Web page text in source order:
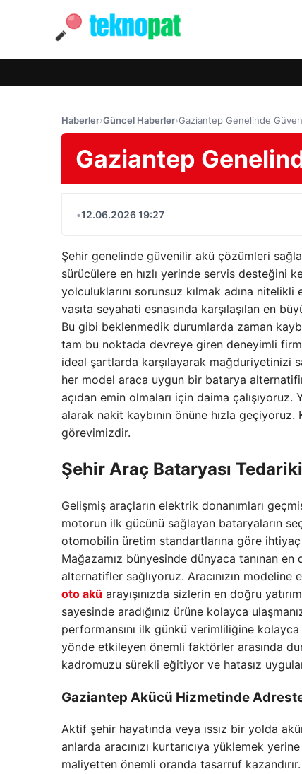
Haberler›Güncel Haberler›Gaziantep Genelinde
Gaziantep
•12.06.2026 19:27
Şehir genelinde güvenilir akü çözümleri
sürücülere en hızlı yerinde servis desteğini
yolculuklarını sorunsuz kılmak adına
vasıta seyahati esnasında karşılaşılan en
Bu gibi beklenmedik durumlarda zaman
tam bu noktada devreye giren deneyimli
ideal şartlarda karşılayarak mağduriyetinizi
her model araca uygun bir batarya
açıdan emin olmaları için daima
alarak nakit kaybının önüne hızla geçiyoruz.
görevimizdir.
Şehir Araç Bataryası
Gelişmiş araçların elektrik donanımları
motorun ilk gücünü sağlayan bataryaların
otomobilin üretim standartlarına göre
Mağazamız bünyesinde dünyaca tanınan
alternatifler sağlıyoruz. Aracınızın
oto akü arayışınızda sizlerin en doğru
sayesinde aradığınız ürüne kolayca
performansını ilk günkü verimliliğine
yönde etkileyen önemli faktörler arasında
kadromuzu sürekli eğitiyor ve hatasız
Gaziantep Akücü Hizmetinde
Aktif şehir hayatında veya ıssız bir yolda
anlarda aracınızı kurtarıcıya yüklemek
maliyetten önemli oranda tasarruf